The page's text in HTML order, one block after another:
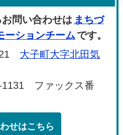
問い合わせは まちづ
ーションチーム です。
大子町大字北田気
1131 ファックス番
せはこちら